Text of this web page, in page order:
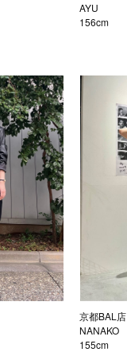
AYU
156cm
京都BAL店
NANAKO
155cm